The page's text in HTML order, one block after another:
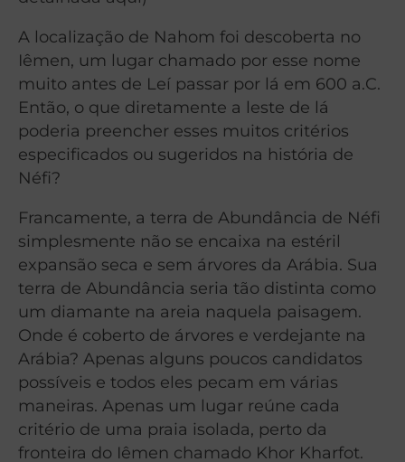
A localização de Nahom foi descoberta no
Iêmen, um lugar chamado por esse nome
muito antes de Leí passar por lá em 600 a.C.
Então, o que diretamente a leste de lá
poderia preencher esses muitos critérios
especificados ou sugeridos na história de
Néfi?
Francamente, a terra de Abundância de Néfi
simplesmente não se encaixa na estéril
expansão seca e sem árvores da Arábia. Sua
terra de Abundância seria tão distinta como
um diamante na areia naquela paisagem.
Onde é coberto de árvores e verdejante na
Arábia? Apenas alguns poucos candidatos
possíveis e todos eles pecam em várias
maneiras. Apenas um lugar reúne cada
critério de uma praia isolada, perto da
fronteira do Iêmen chamado Khor Kharfot.